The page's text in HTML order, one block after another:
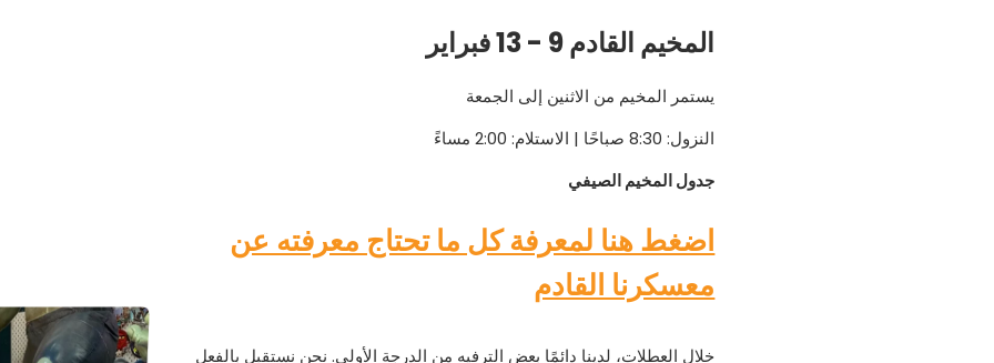
المخيم القادم 9 - 13 فبراير
يستمر المخيم من الاثنين إلى الجمعة
النزول: 8:30 صباحًا | الاستلام: 2:00 مساءً
جدول المخيم الصيفي
اضغط هنا لمعرفة كل ما تحتاج معرفته عن
معسكرنا القادم
خلال العطلات، لدينا دائمًا بعض الترفيه من الدرجة الأولى. نحن نستقبل بالفعل